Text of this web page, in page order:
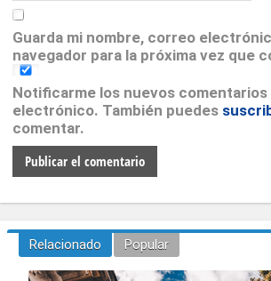
Guarda mi nombre, correo
navegador para la próxima vez que
Notificarme los nuevos
electrónico. También puedes
comentar.
Relacionado Popular